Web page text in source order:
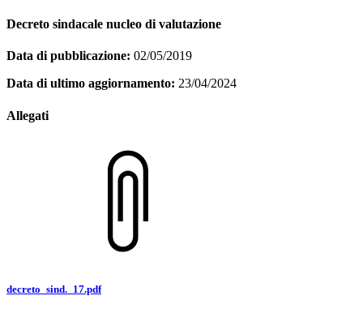
Decreto sindacale nucleo di valutazione
Data di pubblicazione: 02/05/2019
Data di ultimo aggiornamento: 23/04/2024
Allegati
decreto_sind._17.pdf